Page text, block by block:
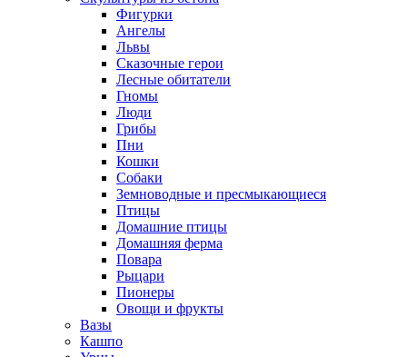
Фигурки
Ангелы
Львы
Сказочные герои
Лесные обитатели
Гномы
Люди
Грибы
Пни
Кошки
Собаки
Земноводные и пресмыкающиеся
Птицы
Домашние птицы
Домашняя ферма
Повара
Рыцари
Пионеры
Овощи и фрукты
Вазы
Кашпо